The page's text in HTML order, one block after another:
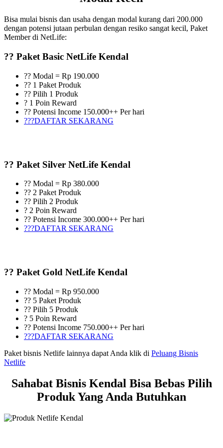
Bisa mulai bisnis dan usaha dengan modal kurang dari 200.000
dengan potensi jutaan perbulan dengan resiko sangat kecil, Paket
Member di NetLife:
?? Paket Basic NetLife Kendal
?? Modal = Rp 190.000
?? 1 Paket Produk
?? Pilih 1 Produk
? 1 Poin Reward
?? Potensi Income 150.000++ Per hari
???DAFTAR SEKARANG
?? Paket Silver NetLife Kendal
?? Modal = Rp 380.000
?? 2 Paket Produk
?? Pilih 2 Produk
? 2 Poin Reward
?? Potensi Income 300.000++ Per hari
???DAFTAR SEKARANG
?? Paket Gold NetLife Kendal
?? Modal = Rp 950.000
?? 5 Paket Produk
?? Pilih 5 Produk
? 5 Poin Reward
?? Potensi Income 750.000++ Per hari
???DAFTAR SEKARANG
Paket bisnis Netlife lainnya dapat Anda klik di Peluang Bisnis
Netlife
Sahabat Bisnis Kendal Bisa Bebas Pilih
Produk Yang Anda Butuhkan